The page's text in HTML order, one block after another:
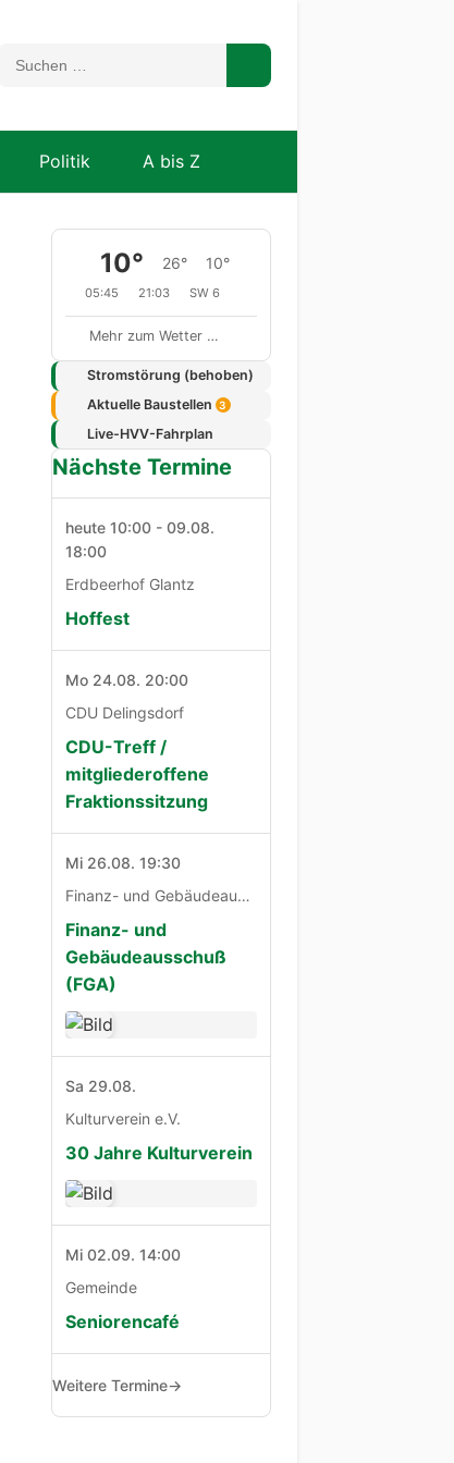
Politik A bis Z
10° 26° 10°
05:45 21:03 SW 6
Mehr zum Wetter …
Stromstörung (behoben)
Aktuelle Baustellen
3
Live-HVV-Fahrplan
Nächste Termine
heute 10:00 - 09.08.
18:00
Erdbeerhof Glantz
Hoffest
Mo 24.08. 20:00
CDU Delingsdorf
CDU-Treff /
mitgliederoffene
Fraktionssitzung
Mi 26.08. 19:30
Finanz- und Gebäudeausschuß
Finanz- und
Gebäudeausschuß
(FGA)
Sa 29.08.
Kulturverein e.V.
30 Jahre Kulturverein
Mi 02.09. 14:00
Gemeinde
Seniorencafé
Weitere Termine→